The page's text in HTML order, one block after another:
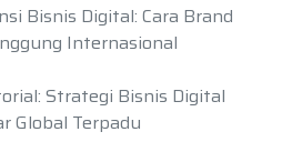
Bisnis Digital: Cara Brand
Internasional
Strategi Bisnis Digital
Global Terpadu